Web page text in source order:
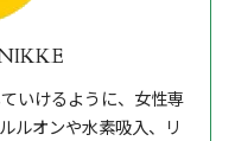
いけるように、女性専
ルオンや水素吸入、リ